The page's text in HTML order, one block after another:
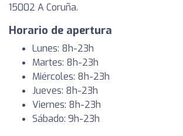
15002 A Coruña.
Horario de apertura
Lunes: 8h-23h
Martes: 8h-23h
Miércoles: 8h-23h
Jueves: 8h-23h
Viernes: 8h-23h
Sábado: 9h-23h